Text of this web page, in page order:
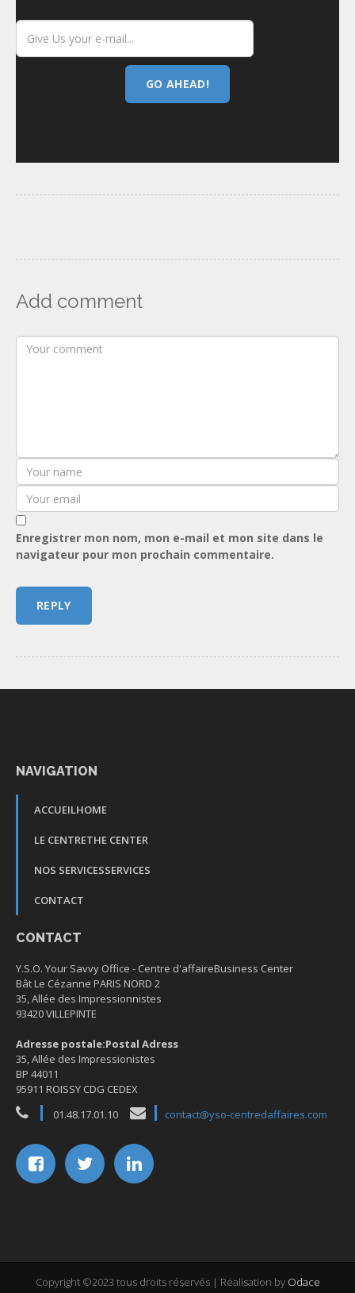
GO AHEAD!
Add comment
Enregistrer mon nom, mon e-mail et mon site dans le
navigateur pour mon prochain commentaire.
NAVIGATION
ACCUEILHOME
LE CENTRETHE CENTER
NOS SERVICESSERVICES
CONTACT
CONTACT
Y.S.O. Your Savvy Office - Centre d'affaireBusiness Center
Bât Le Cézanne PARIS NORD 2
35, Allée des Impressionnistes
93420 VILLEPINTE
Adresse postale:Postal Adress
35, Allée des Impressionistes
BP 44011
95911 ROISSY CDG CEDEX
01.48.17.01.10
contact@yso-centredaffaires.com
Copyright ©2023 tous droits réservés | Réalisation by Odace